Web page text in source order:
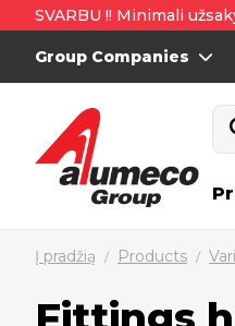
SVARBU !! Minimali
Group Companies
Į pradžią / Products /